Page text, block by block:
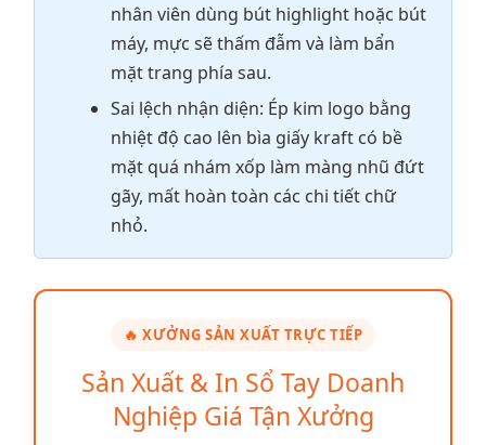
nhân viên dùng bút highlight hoặc bút
máy, mực sẽ thấm đẫm và làm bẩn
mặt trang phía sau.
Sai lệch nhận diện: Ép kim logo bằng
nhiệt độ cao lên bìa giấy kraft có bề
mặt quá nhám xốp làm màng nhũ đứt
gãy, mất hoàn toàn các chi tiết chữ
nhỏ.
🔥 XƯỞNG SẢN XUẤT TRỰC TIẾP
Sản Xuất & In Sổ Tay Doanh
Nghiệp Giá Tận Xưởng